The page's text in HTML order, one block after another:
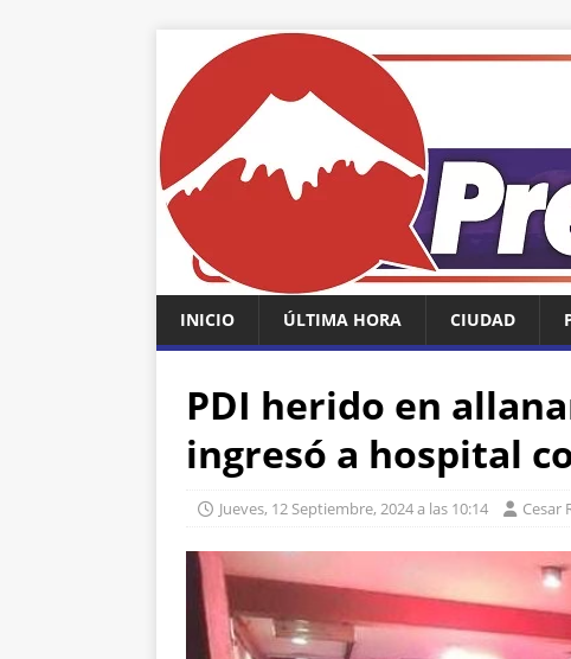
INICIO ÚLTIMA HORA CIUDAD
PDI herido en
ingresó a hospital
Jueves, 12 Septiembre, 2024 a las 10:14 Cesar